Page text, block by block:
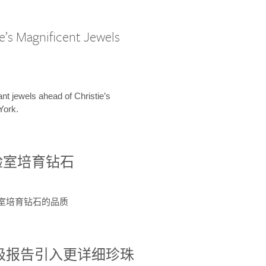
Magnificent Jewels
jewels ahead of Christie’s
培育钻石
培育钻石的品质
报告引入更详细珍珠